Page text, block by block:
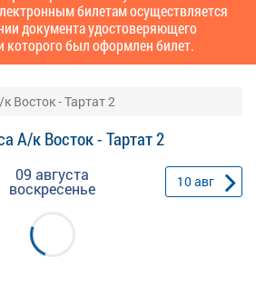
билетам осуществляется
документа удостоверяющего
которого был оформлен билет.
Восток - Тартат 2
А/к Восток - Тартат 2
09 августа
воскресенье 10авг